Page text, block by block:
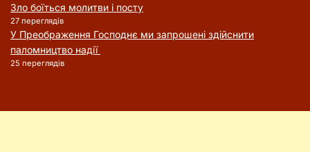
Зло боїться молитви і посту
27 переглядів
У Преображення Господнє ми запрошені здійснити
паломництво надії
25 переглядів